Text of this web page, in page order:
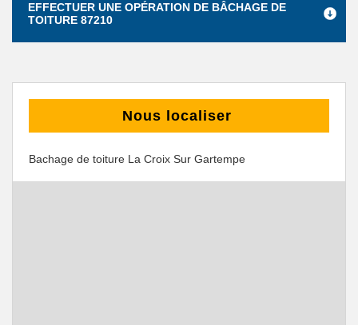
EFFECTUER UNE OPÉRATION DE BÂCHAGE DE
TOITURE 87210
Nous localiser
Bachage de toiture La Croix Sur Gartempe